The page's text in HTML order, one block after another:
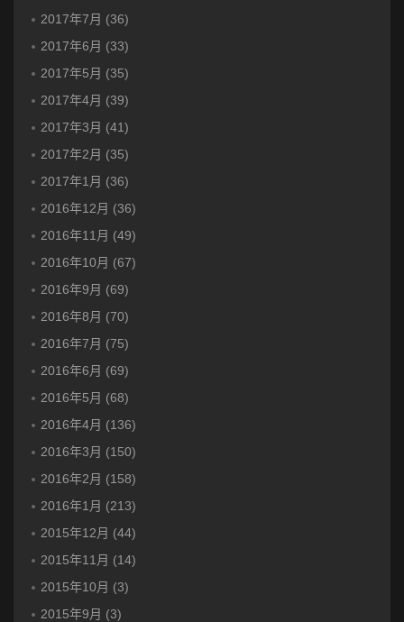
2017年7月 (36)
2017年6月 (33)
2017年5月 (35)
2017年4月 (39)
2017年3月 (41)
2017年2月 (35)
2017年1月 (36)
2016年12月 (36)
2016年11月 (49)
2016年10月 (67)
2016年9月 (69)
2016年8月 (70)
2016年7月 (75)
2016年6月 (69)
2016年5月 (68)
2016年4月 (136)
2016年3月 (150)
2016年2月 (158)
2016年1月 (213)
2015年12月 (44)
2015年11月 (14)
2015年10月 (3)
2015年9月 (3)